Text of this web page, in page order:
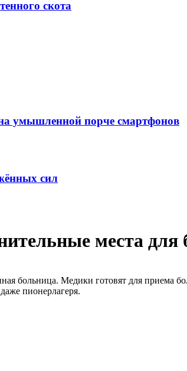
скота
умышленной порче смартфонов
сил
места
больница. Медики готовят для приема
пионерлагеря.